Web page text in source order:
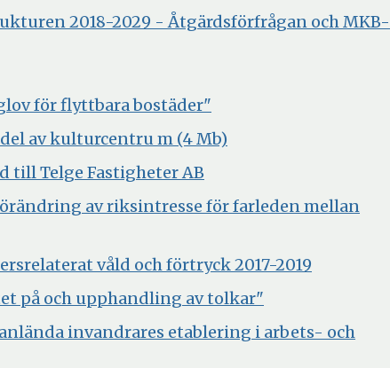
2018-2029 - Åtgärdsförfrågan och MKB-
för flyttbara bostäder"
i
nytt
av kulturcentru m (4 Mb)
fönster
till Telge Fastigheter AB
i
av riksintresse för farleden mellan
våld och förtryck 2017-2019
fönster
på och upphandling av tolkar"
invandrares etablering i arbets- och